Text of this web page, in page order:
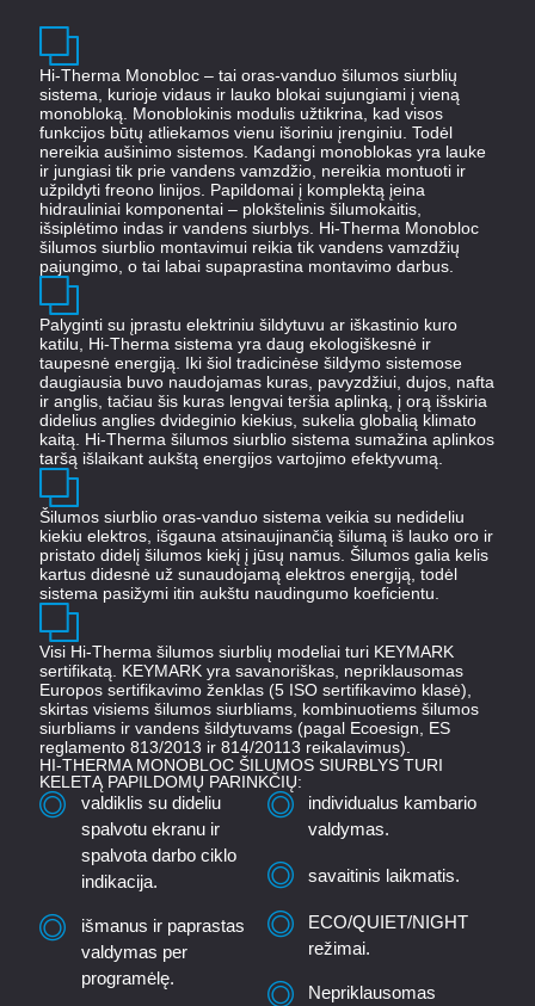
Hi-Therma Monobloc – tai oras-vanduo šilumos siurblių
sistema, kurioje vidaus ir lauko blokai sujungiami į vieną
monobloką. Monoblokinis modulis užtikrina, kad visos
funkcijos būtų atliekamos vienu išoriniu įrenginiu. Todėl
nereikia aušinimo sistemos. Kadangi monoblokas yra lauke
ir jungiasi tik prie vandens vamzdžio, nereikia montuoti ir
užpildyti freono linijos. Papildomai į komplektą įeina
hidrauliniai komponentai – plokštelinis šilumokaitis,
išsiplėtimo indas ir vandens siurblys. Hi-Therma Monobloc
šilumos siurblio montavimui reikia tik vandens vamzdžių
pajungimo, o tai labai supaprastina montavimo darbus.
Palyginti su įprastu elektriniu šildytuvu ar iškastinio kuro
katilu, Hi-Therma sistema yra daug ekologiškesnė ir
taupesnė energiją. Iki šiol tradicinėse šildymo sistemose
daugiausia buvo naudojamas kuras, pavyzdžiui, dujos, nafta
ir anglis, tačiau šis kuras lengvai teršia aplinką, į orą išskiria
didelius anglies dvideginio kiekius, sukelia globalią klimato
kaitą. Hi-Therma šilumos siurblio sistema sumažina aplinkos
taršą išlaikant aukštą energijos vartojimo efektyvumą.
Šilumos siurblio oras-vanduo sistema veikia su nedideliu
kiekiu elektros, išgauna atsinaujinančią šilumą iš lauko oro ir
pristato didelį šilumos kiekį į jūsų namus. Šilumos galia kelis
kartus didesnė už sunaudojamą elektros energiją, todėl
sistema pasižymi itin aukštu naudingumo koeficientu.
Visi Hi-Therma šilumos siurblių modeliai turi KEYMARK
sertifikatą. KEYMARK yra savanoriškas, nepriklausomas
Europos sertifikavimo ženklas (5 ISO sertifikavimo klasė),
skirtas visiems šilumos siurbliams, kombinuotiems šilumos
siurbliams ir vandens šildytuvams (pagal Ecoesign, ES
reglamento 813/2013 ir 814/20113 reikalavimus).
HI-THERMA MONOBLOC ŠILUMOS SIURBLYS TURI
KELETĄ PAPILDOMŲ PARINKČIŲ:
valdiklis su dideliu
spalvotu ekranu ir
spalvota darbo ciklo
indikacija.
išmanus ir paprastas
valdymas per
programėlę.
individualus kambario
valdymas.
savaitinis laikmatis.
ECO/QUIET/NIGHT
režimai.
Nepriklausomas